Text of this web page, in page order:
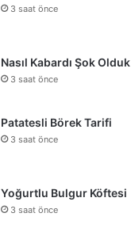
3 saat önce
Nasıl Kabardı Şok Olduk
3 saat önce
Patatesli Börek Tarifi
3 saat önce
Yoğurtlu Bulgur Köftesi
3 saat önce